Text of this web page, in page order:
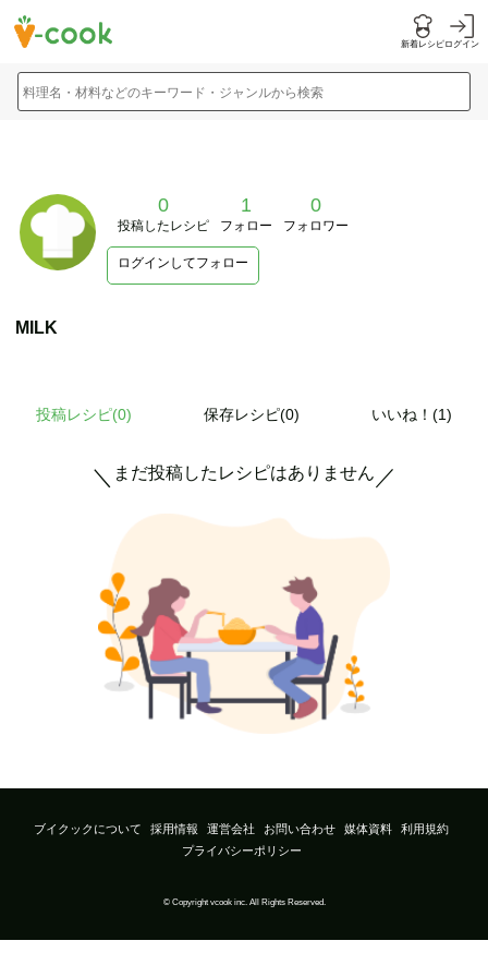
新着レシピログイン
料理名・材料などのキーワード・ジャンルから検索
0
投稿したレシピ
1
フォロー
0
フォロワー
ログインしてフォロー
MILK
投稿レシピ(0) 保存レシピ(0) いいね！(1)
＼ まだ投稿したレシピはありません ／
ブイクックについて 採用情報 運営会社 お問い合わせ 媒体資料
利用規約
プライバシーポリシー
© Copyright vcook inc. All Rights Reserved.